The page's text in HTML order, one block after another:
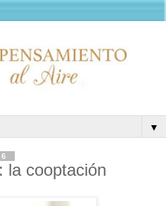
▼
la cooptación